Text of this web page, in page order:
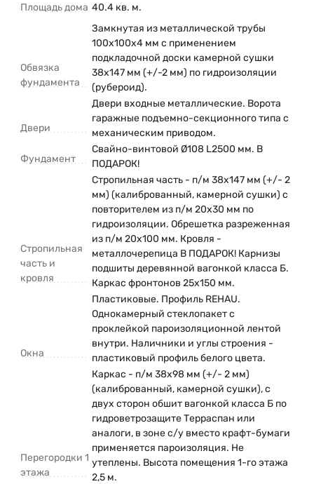
Площадь дома 40.4 кв. м.
Обвязка
фундамента
Замкнутая из металлической трубы
100х100х4 мм с применением
подкладочной доски камерной сушки
38х147 мм (+/-2 мм) по гидроизоляции
(рубероид).
Двери
Двери входные металлические. Ворота
гаражные подъемно-секционного типа с
механическим приводом.
Фундамент
Свайно-винтовой Ø108 L2500 мм. В
ПОДАРОК!
Стропильная
часть и
кровля
Стропильная часть - п/м 38х147 мм (+/- 2
мм) (калиброванный, камерной сушки) с
повторителем из п/м 20х30 мм по
гидроизоляции. Обрешетка разреженная
из п/м 20х100 мм. Кровля -
металлочерепица В ПОДАРОК! Карнизы
подшиты деревянной вагонкой класса Б.
Каркас фронтонов 25х150 мм.
Окна
Пластиковые. Профиль REHAU.
Однокамерный стеклопакет с
проклейкой пароизоляционной лентой
внутри. Наличники и углы строения -
пластиковый профиль белого цвета.
Перегородки 1
этажа
Каркас - п/м 38х98 мм (+/- 2 мм)
(калиброванный, камерной сушки), с
двух сторон обшит вагонкой класса Б по
гидроветрозащите Терраспан или
аналоги, в зоне с/у вместо крафт-бумаги
применяется пароизоляция. Не
утеплены. Высота помещения 1-го этажа
2,5 м.